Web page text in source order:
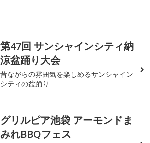
第47回 サンシャインシティ納
涼盆踊り大会
昔ながらの雰囲気を楽しめるサンシャイン
シティの盆踊り
グリルピア池袋 アーモンドま
みれBBQフェス